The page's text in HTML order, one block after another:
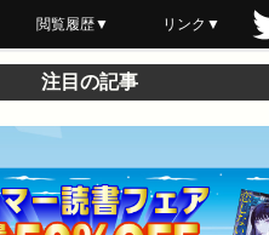
閲覧履歴▼
最近読んだ
あとで読む
ブックマーク
リンク▼
注目の記事